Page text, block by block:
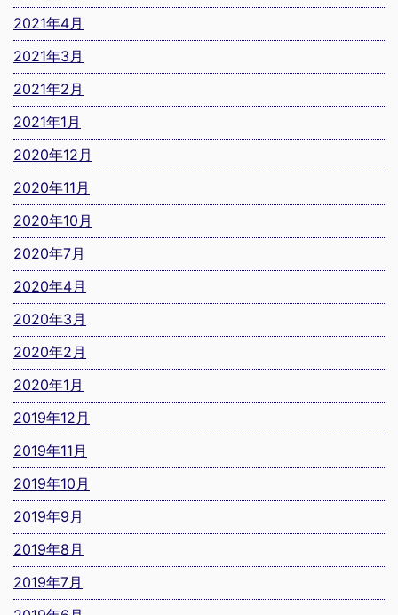
2021年4月
2021年3月
2021年2月
2021年1月
2020年12月
2020年11月
2020年10月
2020年7月
2020年4月
2020年3月
2020年2月
2020年1月
2019年12月
2019年11月
2019年10月
2019年9月
2019年8月
2019年7月